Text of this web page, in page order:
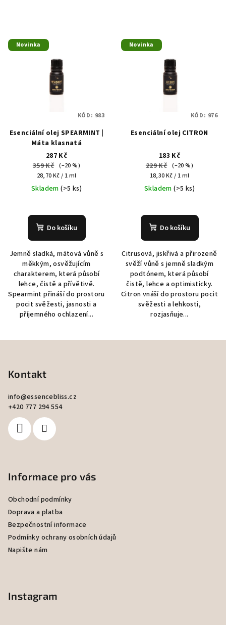
Novinka
Esenciální olej SPEARMINT |
Máta klasnatá
287 Kč
359 Kč (–20 %)
Měrná
cena:
28,70 Kč / 1 ml
Skladem(>5 ks)
Do košíku
Jemně sladká, mátová vůně s
měkkým, osvěžujícím
charakterem, která působí
lehce, čistě a přívětivě.
Spearmint přináší do prostoru
pocit svěžesti, jasnosti a
příjemného ochlazení...
KÓD: 983
Novinka
Esenciální olej CITRON
183 Kč
229 Kč (–20 %)
Měrná
cena:
18,30 Kč / 1 ml
Skladem(>5 ks)
Do košíku
Citrusová, jiskřivá a přirozeně
svěží vůně s jemně sladkým
podtónem, která působí
čistě, lehce a optimisticky.
Citron vnáší do prostoru pocit
svěžesti a lehkosti,
rozjasňuje...
KÓD: 976
Kontakt
info@essencebliss.cz
+420 777 294 554
Informace pro vás
Obchodní podmínky
Doprava a platba
Bezpečnostní informace
Podmínky ochrany osobních údajů
Napište nám
Instagram